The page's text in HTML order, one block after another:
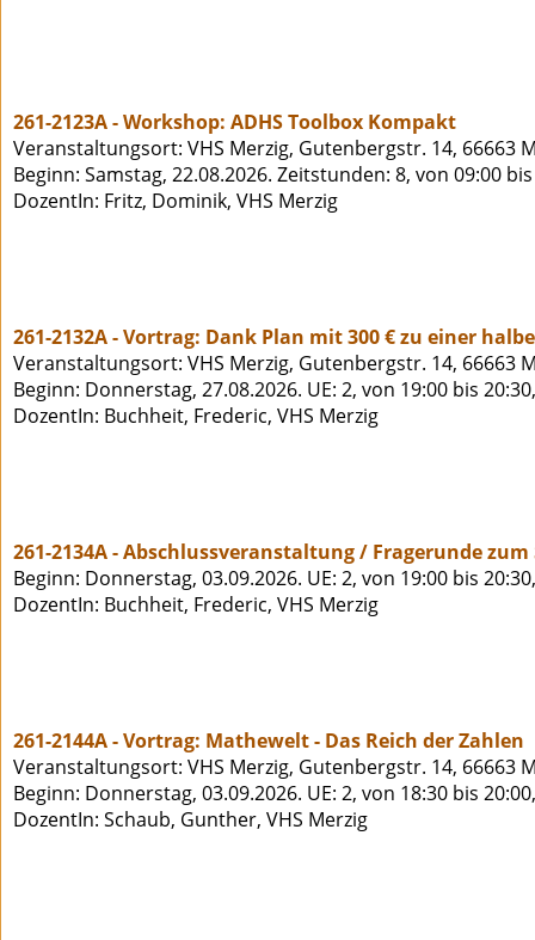
261-2123A - Workshop: ADHS Toolbox Kompakt
Veranstaltungsort: VHS Merzig, Gutenbergstr. 14, 66663
Beginn: Samstag, 22.08.2026. Zeitstunden: 8, von 09:00
DozentIn: Fritz, Dominik, VHS Merzig
261-2132A - Vortrag: Dank Plan mit 300 € zu einer
Veranstaltungsort: VHS Merzig, Gutenbergstr. 14, 66663
Beginn: Donnerstag, 27.08.2026. UE: 2, von 19:00 bis
DozentIn: Buchheit, Frederic, VHS Merzig
261-2134A - Abschlussveranstaltung / Fragerunde
Beginn: Donnerstag, 03.09.2026. UE: 2, von 19:00 bis
DozentIn: Buchheit, Frederic, VHS Merzig
261-2144A - Vortrag: Mathewelt - Das Reich der Zahlen
Veranstaltungsort: VHS Merzig, Gutenbergstr. 14, 66663
Beginn: Donnerstag, 03.09.2026. UE: 2, von 18:30 bis
DozentIn: Schaub, Gunther, VHS Merzig